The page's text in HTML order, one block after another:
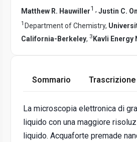
Matthew R. Hauwiller1 , Justin C.
1 Department of Chemistry,
California-Berkeley, 3 Kavli
Sommario Trascrizione
La microscopia elettronica di
liquido con una maggiore
liquido. Acquaforte premade